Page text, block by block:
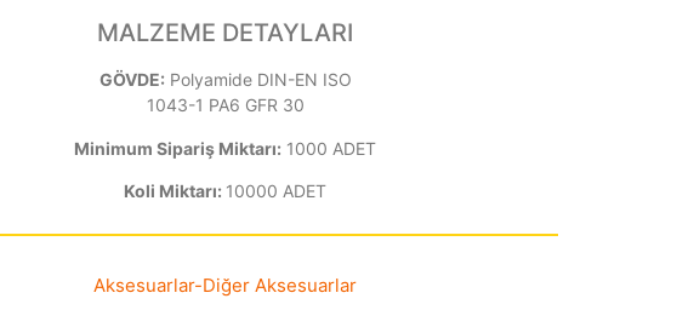
MALZEME DETAYLARI
GÖVDE: Polyamide DIN-EN ISO
1043-1 PA6 GFR 30
Minimum Sipariş Miktarı: 1000 ADET
Koli Miktarı: 10000 ADET
Aksesuarlar-Diğer Aksesuarlar